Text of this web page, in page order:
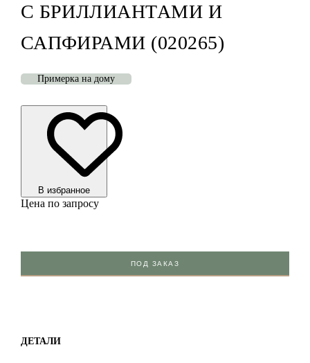
С БРИЛЛИАНТАМИ И
САПФИРАМИ (020265)
Примерка на дому
В избранноe
Цена по запросу
ПОД ЗАКАЗ
ДЕТАЛИ